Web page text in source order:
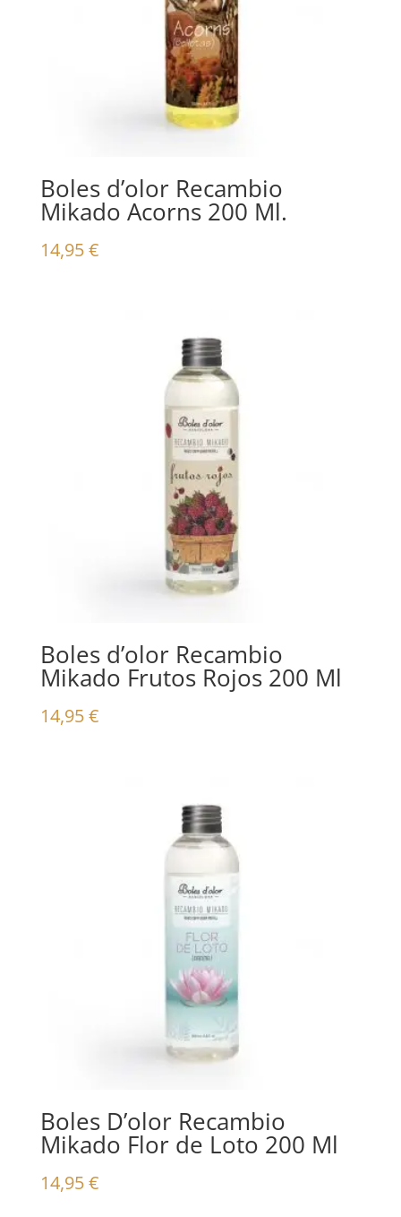
Boles d’olor Recambio
Mikado Acorns 200 Ml.
14,95€
Boles d’olor Recambio
Mikado Frutos Rojos 200 Ml
14,95€
Boles D’olor Recambio
Mikado Flor de Loto 200 Ml
14,95€